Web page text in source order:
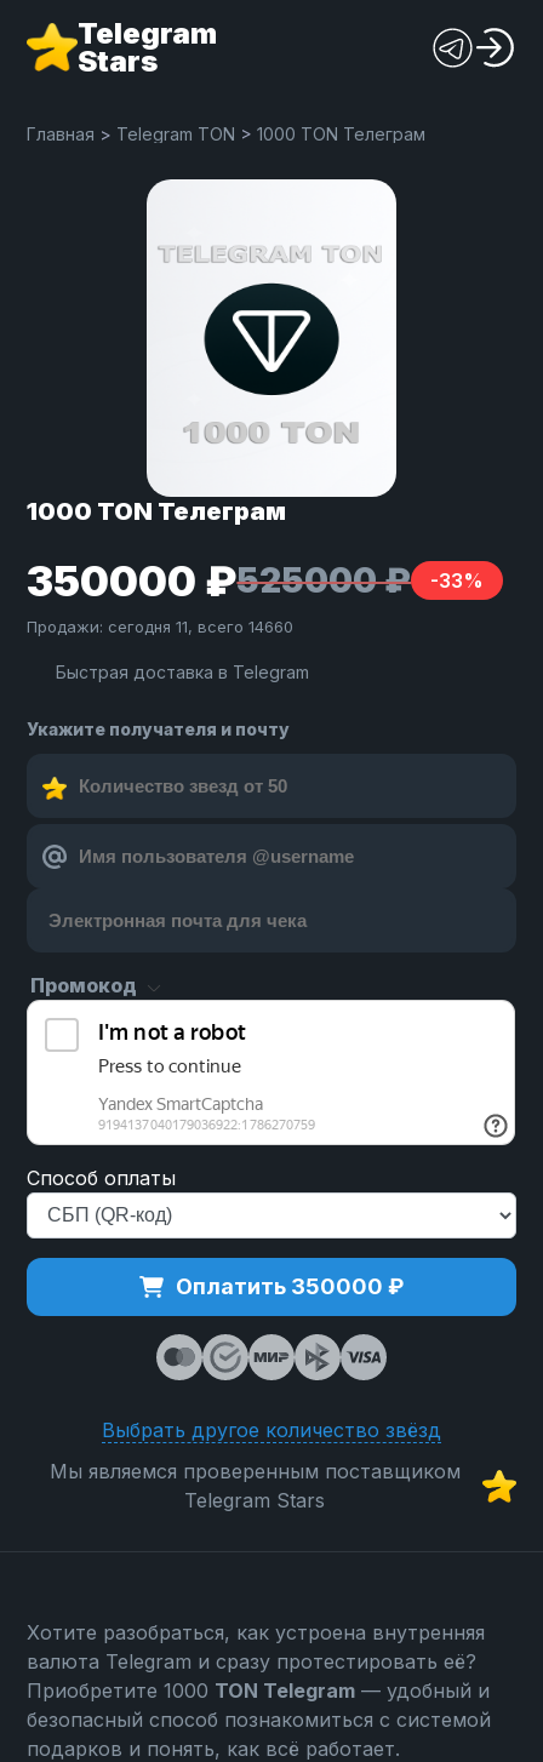
Telegram
Stars
Главная > Telegram TON >1000 TON Телеграм
1000 TON Телеграм
350000 ₽525000 ₽ -33%
Продажи: сегодня 11, всего 14660
Быстрая доставка в Telegram
Укажите получателя и почту
Промокод
Способ оплаты
Оплатить 350000 ₽
Выбрать другое количество звёзд
Мы являемся проверенным поставщиком
Telegram Stars
Хотите разобраться, как устроена внутренняя
валюта Telegram и сразу протестировать её?
Приобретите 1000 TON Telegram — удобный и
безопасный способ познакомиться с системой
подарков и понять, как всё работает.